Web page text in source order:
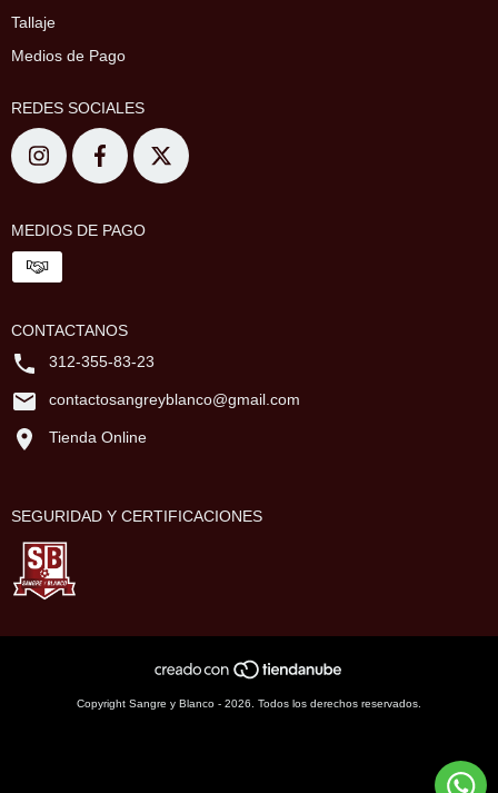
Tallaje
Medios de Pago
REDES SOCIALES
MEDIOS DE PAGO
CONTACTANOS
312-355-83-23
contactosangreyblanco@gmail.com
Tienda Online
SEGURIDAD Y CERTIFICACIONES
Copyright Sangre y Blanco - 2026. Todos los derechos reservados.